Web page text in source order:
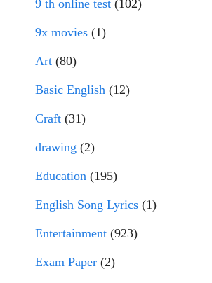
9 th online test (102)
9x movies (1)
Art (80)
Basic English (12)
Craft (31)
drawing (2)
Education (195)
English Song Lyrics (1)
Entertainment (923)
Exam Paper (2)